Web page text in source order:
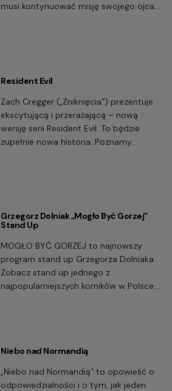
musi kontynuować misję swojego ojca,
Resident Evil
Zach Cregger („Zniknięcia”) prezentuje
ekscytującą i przerażającą – nową
wersję serii Resident Evil. To będzie
zupełnie nowa historia. Poznamy
Grzegorz Dolniak „Mogło Być Gorzej”
Stand Up
MOGŁO BYĆ GORZEJ to najnowszy
program stand up Grzegorza Dolniaka.
Zobacz stand up jednego z
najpopularniejszych komików w Polsce
Niebo nad Normandią
„Niebo nad Normandią” to opowieść o
odpowiedzialności i o tym, jak jeden